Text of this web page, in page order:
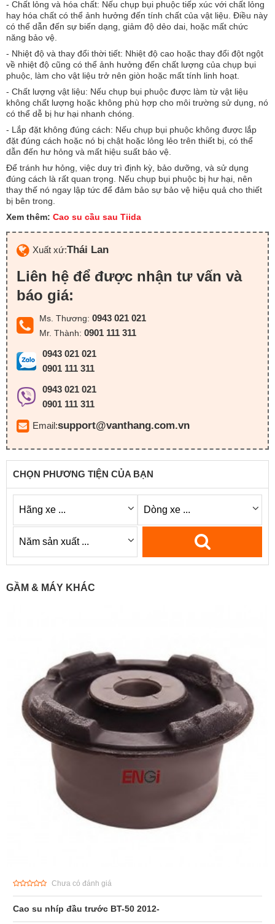
- Chất lỏng và hóa chất: Nếu chụp bụi phuộc tiếp xúc với chất lỏng
hay hóa chất có thể ảnh hưởng đến tính chất của vật liệu. Điều này
có thể dẫn đến sự biến dạng, giảm độ dẻo dai, hoặc mất chức
năng bảo vệ.
- Nhiệt độ và thay đổi thời tiết: Nhiệt độ cao hoặc thay đổi đột ngột
về nhiệt độ cũng có thể ảnh hưởng đến chất lượng của chụp bụi
phuộc, làm cho vật liệu trở nên giòn hoặc mất tính linh hoạt.
- Chất lượng vật liệu: Nếu chụp bụi phuộc được làm từ vật liệu
không chất lượng hoặc không phù hợp cho môi trường sử dụng, nó
có thể dễ bị hư hại nhanh chóng.
- Lắp đặt không đúng cách: Nếu chụp bụi phuộc không được lắp
đặt đúng cách hoặc nó bị chật hoặc lỏng lẻo trên thiết bị, có thể
dẫn đến hư hỏng và mất hiệu suất bảo vệ.
Để tránh hư hỏng, việc duy trì định kỳ, bảo dưỡng, và sử dụng
đúng cách là rất quan trọng. Nếu chụp bụi phuộc bị hư hại, nên
thay thế nó ngay lập tức để đảm bảo sự bảo vệ hiệu quả cho thiết
bị bên trong.
Xem thêm: Cao su cầu sau Tiida
Xuất xứ:Thái Lan
Liên hệ để được nhận tư vấn và
báo giá:
Ms. Thương: 0943 021 021
Mr. Thành: 0901 111 311
0943 021 021
0901 111 311
0943 021 021
0901 111 311
Email:support@vanthang.com.vn
CHỌN PHƯƠNG TIỆN CỦA BẠN
GẦM & MÁY KHÁC
Chưa có đánh giá
Cao su nhíp đầu trước BT-50 2012-